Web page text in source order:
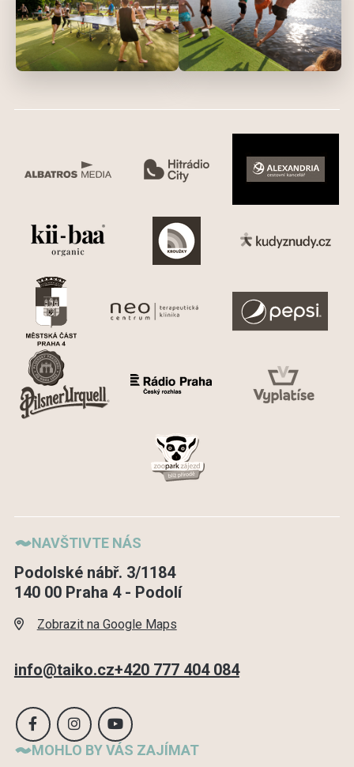
NAVŠTIVTE NÁS
Podolské nábř. 3/1184
140 00 Praha 4 - Podolí
Zobrazit na Google Maps
info@taiko.cz+420 777 404 084
MOHLO BY VÁS ZAJÍMAT